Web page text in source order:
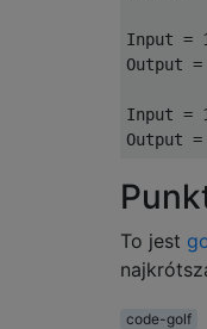
Input =
Output
Input =
To jest
code-golf